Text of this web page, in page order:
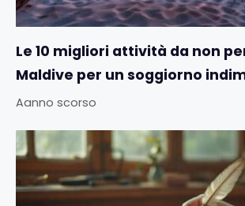
Le 10 migliori attività da non
Maldive per un soggiorno
Aanno scorso